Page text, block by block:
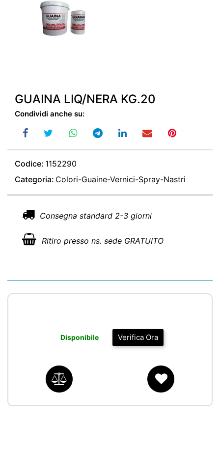
GUAINA LIQ/NERA KG.20
Condividi anche su:
Codice: 1152290
Categoria: Colori-Guaine-Vernici-Spray-Nastri
Consegna standard 2-3 giorni
Ritiro presso ns. sede GRATUITO
Verifica Ora
Disponibile